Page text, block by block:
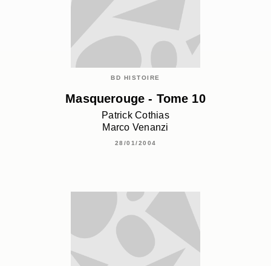
BD HISTOIRE
Masquerouge - Tome 10
Patrick Cothias
Marco Venanzi
28/01/2004